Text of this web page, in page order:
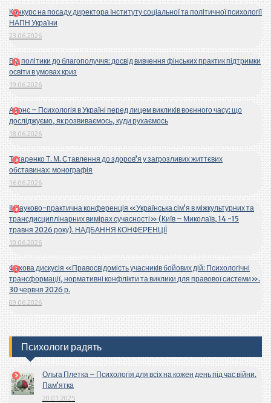
Конкурс на посаду директора Інституту соціальної та політичної психології
НАПН України
23.06.2026
Від політики до благополуччя: досвід вивчення фінських практик підтримки
освіти в умовах криз
19.06.2026
Анонс – Психологія в Україні перед лицем викликів воєнного часу: що
досліджуємо, як розвиваємось, куди рухаємось
18.06.2026
Титаренко Т. М. Ставлення до здоров’я у загрозливих життєвих
обставинах: монографія
16.06.2026
ІІ Науково-практична конференція «Українська сім’я в міжкультурних та
трансдисциплінарних вимірах сучасності» (Київ – Миколаїв, 14 -15
травня 2026 року). НАДБАННЯ КОНФЕРЕНЦІЇ
10.06.2026
Фахова дискусія «Правосвідомість учасників бойових дій: Психологічні
трансформації, нормативні конфлікти та виклики для правової системи».
30 червня 2026 р.
09.06.2026
Психологи радять
Ольга Плетка – Психологія для всіх на кожен день під час війни.
Пам’ятка
20.01.2025